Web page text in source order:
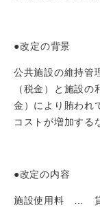
●改定の背景
公共施設の維持管
（税金）と施設
金）により賄われ
コストが増加する
●改定の内容
施設使用料 … 貸